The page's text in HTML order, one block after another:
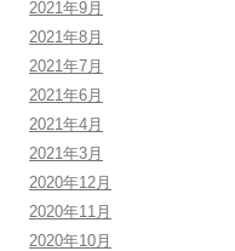
2021年9月
2021年8月
2021年7月
2021年6月
2021年4月
2021年3月
2020年12月
2020年11月
2020年10月